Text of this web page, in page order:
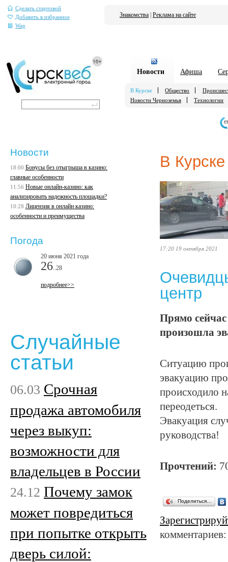
Сделать стартовой
Добавить в избранное
Wap
Знакомства Реклама на сайте
Новости Афиша
В Курске Общество
Новости Черноземья
Технологии
В Курске
17:20 19 октября 2021
центр
Прямо
произошла
Ситуацию
эвакуацию
происходило
переодеться.
Эвакуация
руководства!
Прочтений:
Поделиться…
Новости
18:00 Бонусы без отыгрыша в казино:
главные особенности
11:56 Новые онлайн-казино: как
анализировать надежность площадки?
10:28 Лицензия в онлайн казино:
особенности и преимущества
Погода
20 июня 2021 года
26 ..28
подробнее>>
Случайные
статьи
06.03 Срочная
продажа автомобиля
через выкуп:
возможности для
владельцев в России
24.12 Почему замок
может повредиться
при попытке открыть
дверь силой: